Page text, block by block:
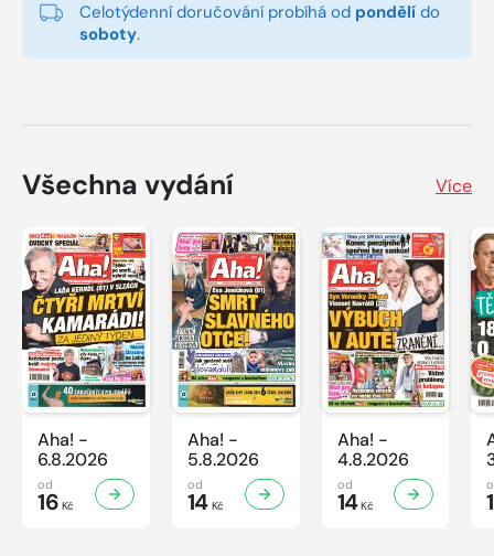
Celotýdenní doručování probíhá od pondělí do
soboty.
Všechna vydání Více
Aha! -
6.8.2026
od
16 Kč
Aha! -
5.8.2026
od
14Kč
Aha! -
4.8.2026
od
14Kč